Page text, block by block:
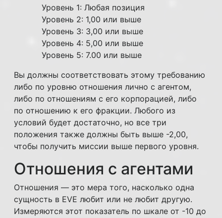
Уровень 4
Уровень 5
Уровень 1: Любая позиция
Уровень 2: 1,00 или выше
Уровень 3: 3,00 или выше
Уровень 4: 5,00 или выше
Уровень 5: 7.00 или выше
Вы должны соответствовать этому требованию
либо по уровню отношения лично с агентом,
либо по отношениям с его корпорацией, либо
по отношению к его фракции. Любого из
условий будет достаточно, но все три
положения также должны быть выше -2,00,
чтобы получить миссии выше первого уровня.
Отношения с агентами
Отношения — это мера того, насколько одна
сущность в EVE любит или не любит другую.
Измеряются этот показатель по шкале от -10 до